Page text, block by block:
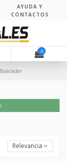
AYUDA Y
CONTACTOS
0
Relevancia